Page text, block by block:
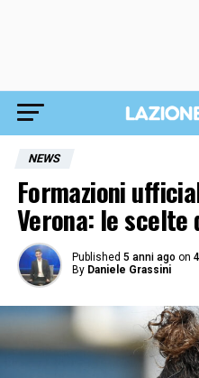
NEWS
Formazioni
Verona: le
Published 5 anni ago on
By Daniele Grassini